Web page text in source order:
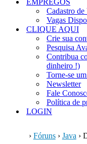
EMPREGOS
Cadastro de
Vagas
CLIQUE AQUI
Crie sua
Pesquisa
Contribua
dinheiro !)
Torne-se
Newsletter
Fale
Política de
LOGIN
› Fóruns › Java ›